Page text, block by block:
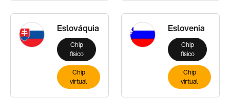
Eslováquia
Chip
físico
Chip
virtual
Eslovenia
Chip
físico
Chip
virtual